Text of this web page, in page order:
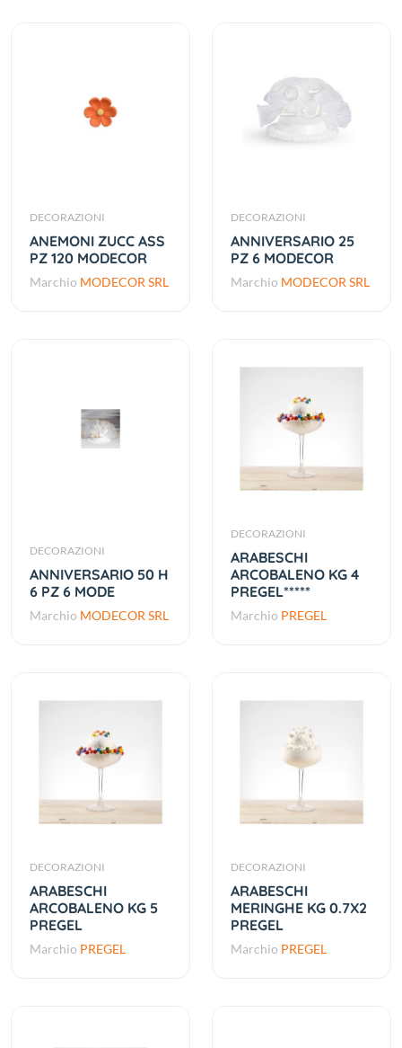
DECORAZIONI
ANEMONI ZUCC ASS
PZ 120 MODECOR
Marchio MODECOR SRL
DECORAZIONI
ANNIVERSARIO 25
PZ 6 MODECOR
Marchio MODECOR SRL
DECORAZIONI
ANNIVERSARIO 50 H
6 PZ 6 MODE
Marchio MODECOR SRL
DECORAZIONI
ARABESCHI
ARCOBALENO KG 4
PREGEL*****
Marchio PREGEL
DECORAZIONI
ARABESCHI
ARCOBALENO KG 5
PREGEL
Marchio PREGEL
DECORAZIONI
ARABESCHI
MERINGHE KG 0.7X2
PREGEL
Marchio PREGEL